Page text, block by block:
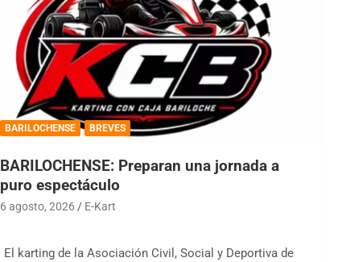
BARILOCHENSE BREVES
BARILOCHENSE: Preparan una jornada a
puro espectáculo
6 agosto, 2026 E-Kart
El karting de la Asociación Civil, Social y Deportiva de